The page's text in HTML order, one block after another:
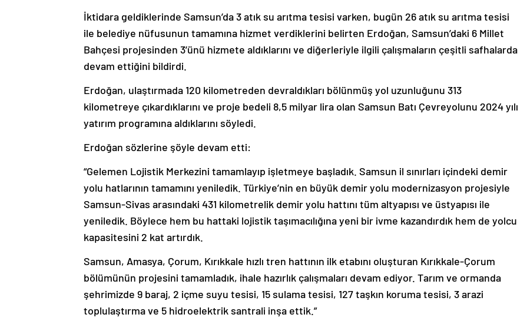
İktidara geldiklerinde Samsun’da 3 atık su arıtma tesisi varken, bugün 26 atık su arıtma tesisi
ile belediye nüfusunun tamamına hizmet verdiklerini belirten Erdoğan, Samsun’daki 6 Millet
Bahçesi projesinden 3’ünü hizmete aldıklarını ve diğerleriyle ilgili çalışmaların çeşitli safhalarda
devam ettiğini bildirdi.
Erdoğan, ulaştırmada 120 kilometreden devraldıkları bölünmüş yol uzunluğunu 313
kilometreye çıkardıklarını ve proje bedeli 8,5 milyar lira olan Samsun Batı Çevreyolunu 2024 yılı
yatırım programına aldıklarını söyledi.
Erdoğan sözlerine şöyle devam etti:
“Gelemen Lojistik Merkezini tamamlayıp işletmeye başladık. Samsun il sınırları içindeki demir
yolu hatlarının tamamını yeniledik. Türkiye’nin en büyük demir yolu modernizasyon projesiyle
Samsun-Sivas arasındaki 431 kilometrelik demir yolu hattını tüm altyapısı ve üstyapısı ile
yeniledik. Böylece hem bu hattaki lojistik taşımacılığına yeni bir ivme kazandırdık hem de yolcu
kapasitesini 2 kat artırdık.
Samsun, Amasya, Çorum, Kırıkkale hızlı tren hattının ilk etabını oluşturan Kırıkkale-Çorum
bölümünün projesini tamamladık, ihale hazırlık çalışmaları devam ediyor. Tarım ve ormanda
şehrimizde 9 baraj, 2 içme suyu tesisi, 15 sulama tesisi, 127 taşkın koruma tesisi, 3 arazi
toplulaştırma ve 5 hidroelektrik santrali inşa ettik.”